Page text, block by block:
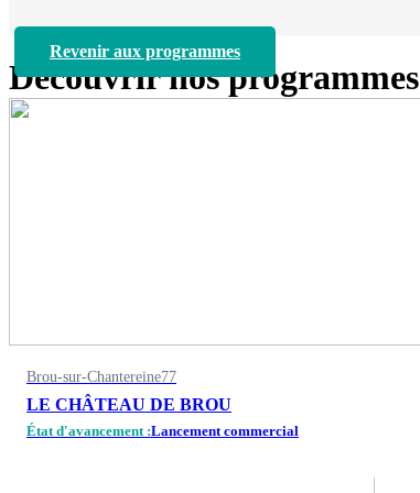
Revenir aux programmes
Découvrir nos programmes
Brou-sur-Chantereine77
LE CHÂTEAU DE BROU
État d'avancement :Lancement commercial